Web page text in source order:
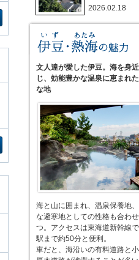
2026.02.18
文人達が愛した伊豆。海を身
じ、効能豊かな温泉に恵まれ
な地
海と山に囲まれ、温泉保養地
な避寒地としての性格も合わ
つ。アクセスは東海道新幹線
駅まで約50分と便利。
車だと、海沿いの有料道路と